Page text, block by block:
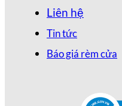
Liên hệ
Tin tức
Báo giá rèm cửa